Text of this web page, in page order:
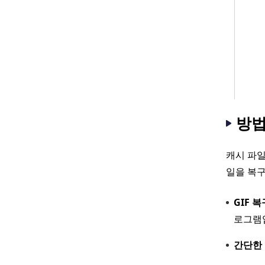
방
캐시 파
일을 복
GIF 복
로그램
간단